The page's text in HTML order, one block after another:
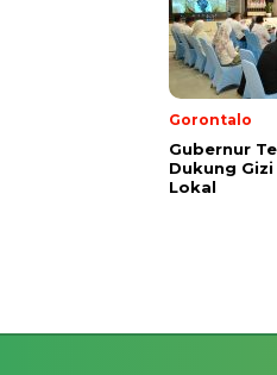
Gorontalo
Gubernur
Dukung
Lokal